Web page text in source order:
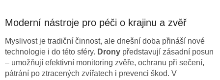
Moderní nástroje pro péči o krajinu a zvěř
Myslivost je tradiční činnost, ale dnešní doba přináší nové
technologie i do této sféry. Drony představují zásadní posun
– umožňují efektivní monitoring zvěře, ochranu při sečení,
pátrání po ztracených zvířatech i prevenci škod. V